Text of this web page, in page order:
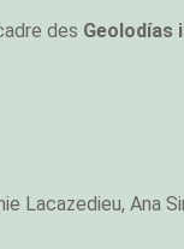
des Geolodías
Lacazedieu, Ana